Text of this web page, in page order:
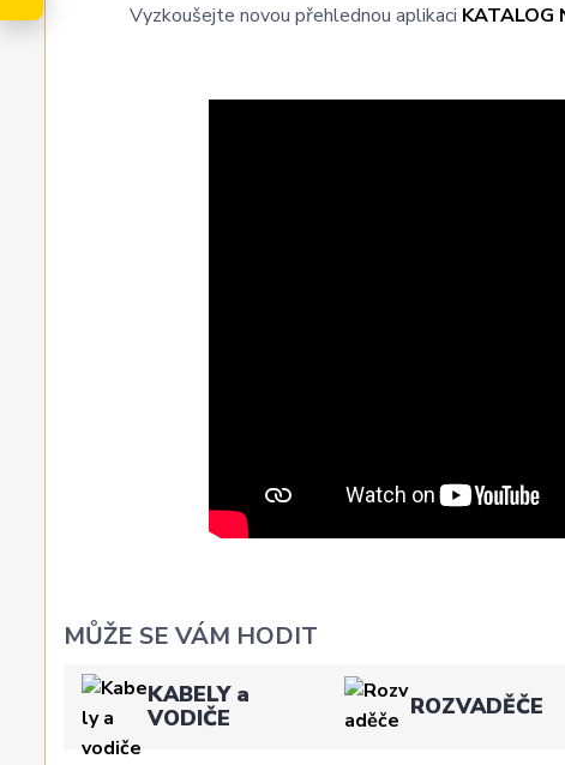
Vyzkoušejte novou přehlednou aplikaci KATALOG
MŮŽE SE VÁM HODIT
KABELY a
VODIČE
ROZVADĚČE